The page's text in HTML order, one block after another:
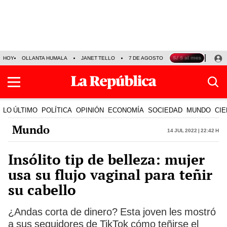
HOY OLLANTA HUMALA JANET TELLO 7 DE AGOSTO TINKA RESULTADOS
LO ÚLTIMO POLÍTICA OPINIÓN ECONOMÍA SOCIEDAD MUNDO
Mundo 14 Jul 2022 | 22:42 h
Insólito tip de belleza: mujer
usa su flujo vaginal para teñir
su cabello
¿Andas corta de dinero? Esta joven les mostró
a sus seguidores de TikTok cómo teñirse el